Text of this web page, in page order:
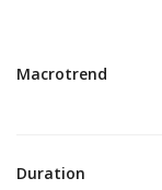
Macrotrend
Duration